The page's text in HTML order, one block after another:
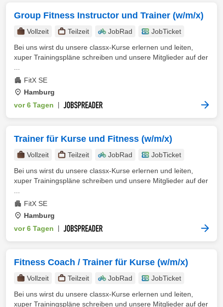
Group Fitness Instructor und Trainer (w/m/x)
Vollzeit Teilzeit JobRad
JobTicket
Bei uns wirst du unsere classx-Kurse erlernen und leiten,
xuper Trainingspläne schreiben und unsere Mitglieder auf der
FitX SE
Hamburg
vor 6 Tagen
Trainer für Kurse und Fitness (w/m/x)
Vollzeit Teilzeit JobRad
JobTicket
Bei uns wirst du unsere classx-Kurse erlernen und leiten,
xuper Trainingspläne schreiben und unsere Mitglieder auf der
FitX SE
Hamburg
vor 6 Tagen
Fitness Coach / Trainer für Kurse (w/m/x)
Vollzeit Teilzeit JobRad
JobTicket
Bei uns wirst du unsere classx-Kurse erlernen und leiten,
xuper Trainingspläne schreiben und unsere Mitglieder auf der